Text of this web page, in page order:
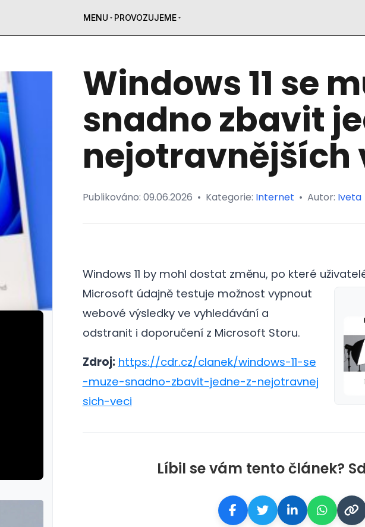
MENU PROVOZUJEME
Windows 11 se
snadno zbavit
nejotravnějších
Publikováno: 09.06.2026 • Kategorie: Internet • Autor: Iveta
Windows 11 by mohl dostat změnu, po které
Microsoft údajně testuje možnost vypnout
webové výsledky ve vyhledávání a
odstranit i doporučení z Microsoft Storu.
Zdroj: https://cdr.cz/clanek/windows-11-se
-muze-snadno-zbavit-jedne-z-nejotravnej
sich-veci
Líbil se vám tento článek?